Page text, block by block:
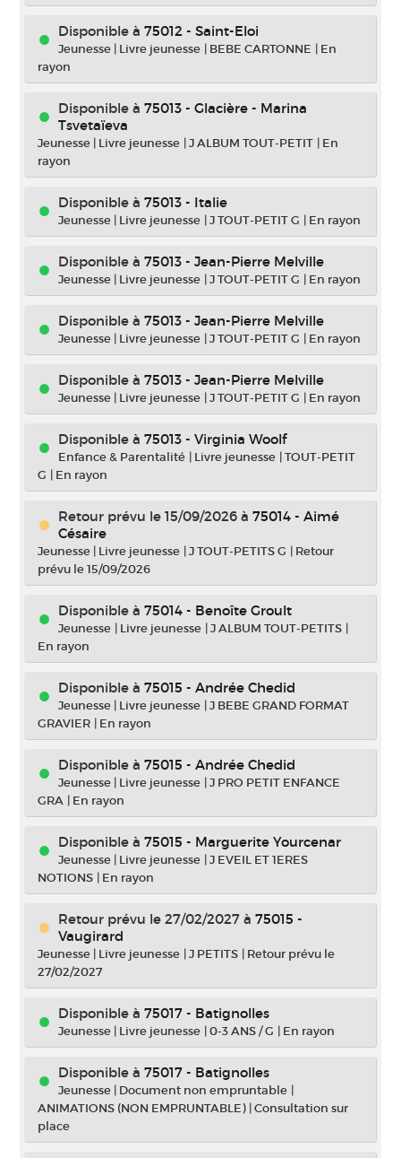
Disponible à 75012 - Saint-Eloi
Jeunesse | Livre jeunesse | BEBE CARTONNE | En
rayon
Disponible à 75013 - Glacière - Marina
Tsvetaïeva
Jeunesse | Livre jeunesse |J ALBUM TOUT-PETIT | En
rayon
Disponible à 75013 - Italie
Jeunesse | Livre jeunesse |J TOUT-PETIT G | En rayon
Disponible à 75013 - Jean-Pierre Melville
Jeunesse | Livre jeunesse |J TOUT-PETIT G | En rayon
Disponible à 75013 - Jean-Pierre Melville
Jeunesse | Livre jeunesse |J TOUT-PETIT G | En rayon
Disponible à 75013 - Jean-Pierre Melville
Jeunesse | Livre jeunesse |J TOUT-PETIT G | En rayon
Disponible à 75013 - Virginia Woolf
Enfance & Parentalité | Livre jeunesse |TOUT-PETIT
G | En rayon
Retour prévu le 15/09/2026 à 75014 - Aimé
Césaire
Jeunesse | Livre jeunesse |J TOUT-PETITS G | Retour
prévu le 15/09/2026
Disponible à 75014 - Benoîte Groult
Jeunesse | Livre jeunesse |J ALBUM TOUT-PETITS |
En rayon
Disponible à 75015 - Andrée Chedid
Jeunesse | Livre jeunesse |J BEBE GRAND FORMAT
GRAVIER | En rayon
Disponible à 75015 - Andrée Chedid
Jeunesse | Livre jeunesse |J PRO PETIT ENFANCE
GRA | En rayon
Disponible à 75015 - Marguerite Yourcenar
Jeunesse | Livre jeunesse |J EVEIL ET 1ERES
NOTIONS | En rayon
Retour prévu le 27/02/2027 à 75015 -
Vaugirard
Jeunesse | Livre jeunesse |J PETITS | Retour prévu le
27/02/2027
Disponible à 75017 - Batignolles
Jeunesse | Livre jeunesse |0-3 ANS / G | En rayon
Disponible à 75017 - Batignolles
Jeunesse | Document non empruntable |
ANIMATIONS (NON EMPRUNTABLE) |Consultation sur
place